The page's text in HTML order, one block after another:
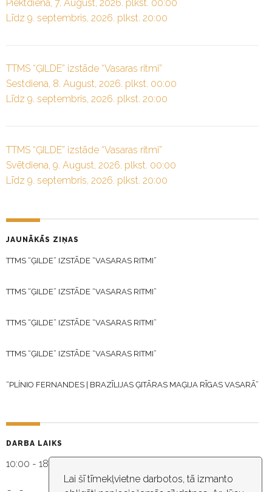
Lai šī tīmekļvietne darbotos, tā izmanto
Piektdiena, 7. August, 2026. plkst. 00:00
Līdz 9. septembris, 2026. plkst. 20:00
TTMS “ĢILDE” izstāde “Vasaras ritmi”
Sestdiena, 8. August, 2026. plkst. 00:00
Līdz 9. septembris, 2026. plkst. 20:00
TTMS “ĢILDE” izstāde “Vasaras ritmi”
Svētdiena, 9. August, 2026. plkst. 00:00
Līdz 9. septembris, 2026. plkst. 20:00
JAUNĀKĀS ZIŅAS
TTMS “ĢILDE” IZSTĀDE “VASARAS RITMI”
TTMS “ĢILDE” IZSTĀDE “VASARAS RITMI”
TTMS “ĢILDE” IZSTĀDE “VASARAS RITMI”
TTMS “ĢILDE” IZSTĀDE “VASARAS RITMI”
“PLÍNIO FERNANDES | BRAZĪLIJAS ĢITĀRAS MAĢIJA RĪGAS VASARĀ”
DARBA LAIKS
10:00 - 18:30